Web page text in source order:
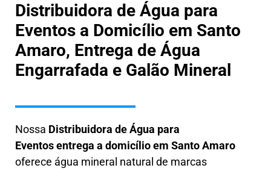
Distribuidora de Água para
Eventos a Domicílio em Santo
Amaro, Entrega de Água
Engarrafada e Galão Mineral
Nossa Distribuidora de Água para
Eventos entrega a domicílio em Santo Amaro
oferece água mineral natural de marcas